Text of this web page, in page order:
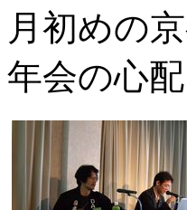
月初めの
年会の心